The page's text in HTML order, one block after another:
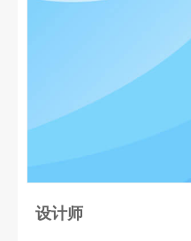
设计师